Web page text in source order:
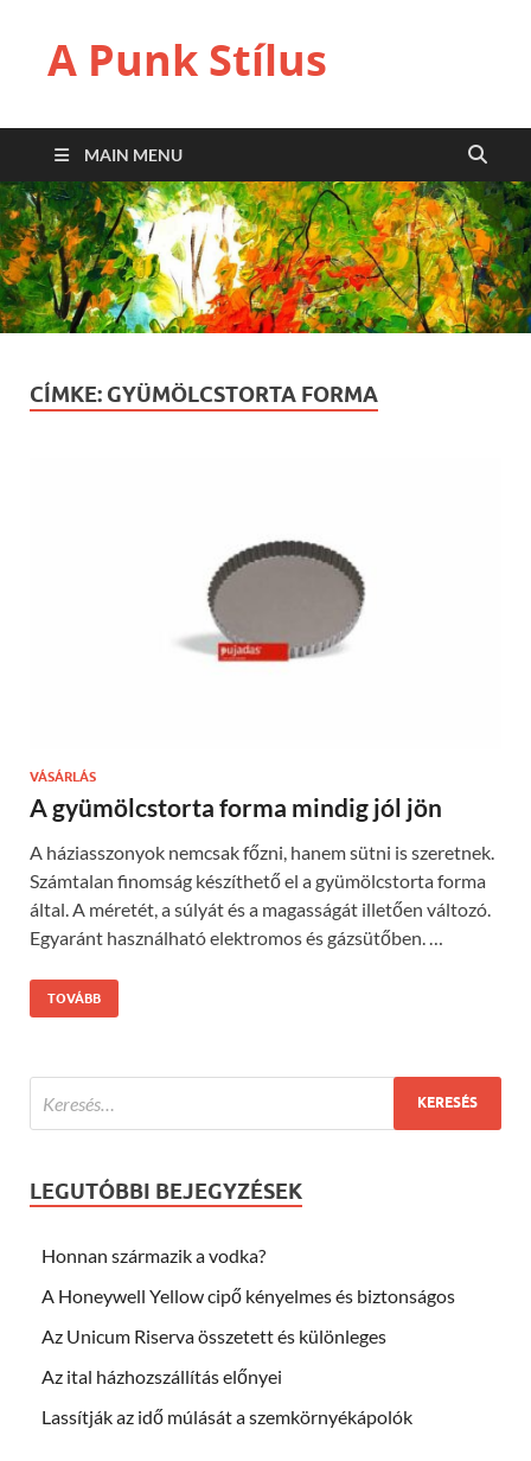
A Punk Stílus
MAIN MENU
CÍMKE: GYÜMÖLCSTORTA FORMA
VÁSÁRLÁS
A gyümölcstorta forma mindig jól jön
A háziasszonyok nemcsak főzni, hanem sütni is szeretnek.
Számtalan finomság készíthető el a gyümölcstorta forma
által. A méretét, a súlyát és a magasságát illetően változó.
Egyaránt használható elektromos és gázsütőben. …
TOVÁBB
LEGUTÓBBI BEJEGYZÉSEK
Honnan származik a vodka?
A Honeywell Yellow cipő kényelmes és biztonságos
Az Unicum Riserva összetett és különleges
Az ital házhozszállítás előnyei
Lassítják az idő múlását a szemkörnyékápolók